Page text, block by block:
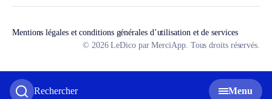
Rechercher Menu
Mentions légales et conditions générales d’utilisation et de services
© 2026 LeDico par MerciApp. Tous droits réservés.